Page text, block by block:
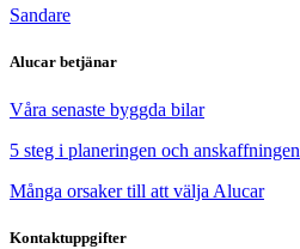
Sandare
Alucar betjänar
Våra senaste byggda bilar
5 steg i planeringen och anskaffningen
Många orsaker till att välja Alucar
Kontaktuppgifter